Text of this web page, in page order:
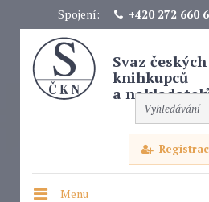
Spojení: +420 272 660
Svaz českých
knihkupců
a
Menu